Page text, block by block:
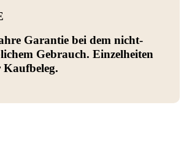
Garantie bei dem nicht-
Gebrauch. Einzelheiten
Kaufbeleg.